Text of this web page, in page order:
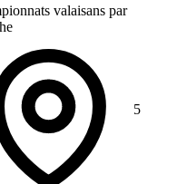
valaisans par
5